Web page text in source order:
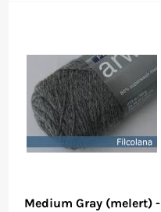
Medium Gray (melert) -